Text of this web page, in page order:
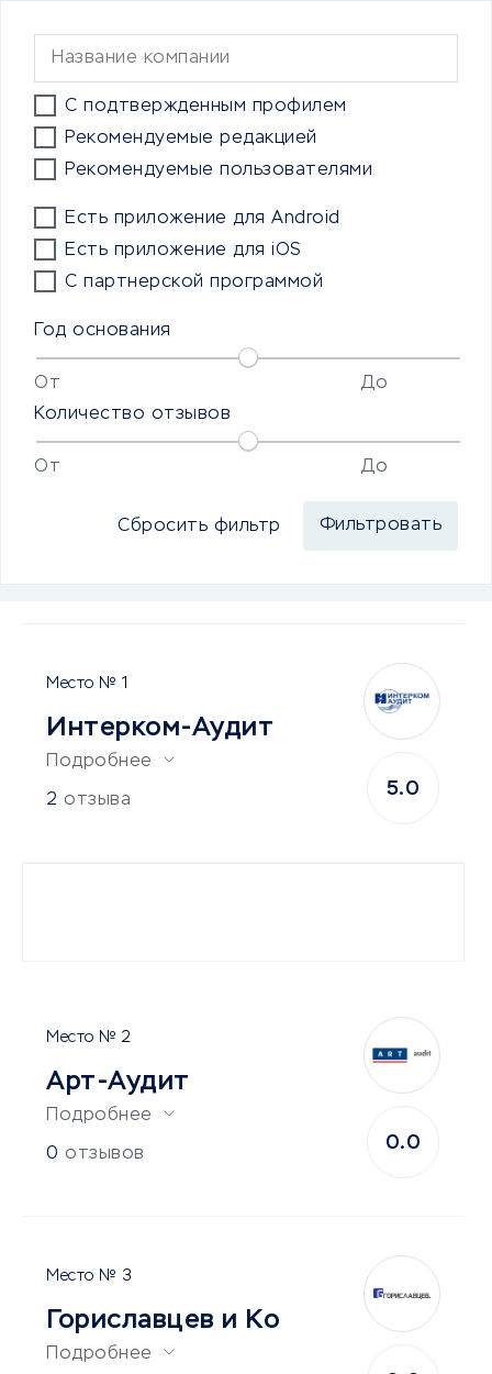
С подтвержденным профилем
Рекомендуемые редакцией
Рекомендуемые пользователями
Есть приложение для Android
Есть приложение для iOS
С партнерской программой
Год основания
От
До
Количество отзывов
От До
Сбросить фильтр
1
Интерком-Аудит
Подробнее
2 отзыва
5.0
2
Арт-Аудит
Подробнее
0 отзывов
0.0
3
Гориславцев и Ко
Подробнее